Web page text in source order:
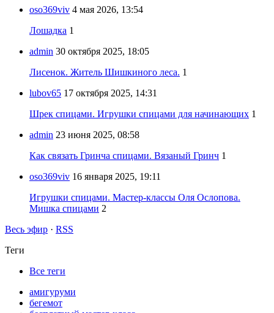
oso369viv 4 мая 2026, 13:54
Лошадка 1
admin 30 октября 2025, 18:05
Лисенок. Житель Шишкиного леса. 1
lubov65 17 октября 2025, 14:31
Шрек спицами. Игрушки спицами для начинающих 1
admin 23 июня 2025, 08:58
Как связать Гринча спицами. Вязаный Гринч 1
oso369viv 16 января 2025, 19:11
Игрушки спицами. Мастер-классы Оля Ослопова.
Мишка спицами 2
Весь эфир · RSS
Теги
Все теги
амигуруми
бегемот